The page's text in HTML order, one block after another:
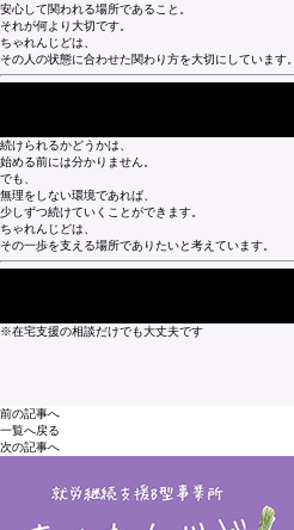
安心して関われる場所であること。
それが何より大切です。
ちゃれんじどは、
その人の状態に合わせた関わり方を大切にしています。
続けられるかどうかは、
始める前には分かりません。
でも、
無理をしない環境であれば、
少しずつ続けていくことができます。
ちゃれんじどは、
その一歩を支える場所でありたいと考えています。
※在宅支援の相談だけでも大丈夫です
前の記事へ
一覧へ戻る
次の記事へ